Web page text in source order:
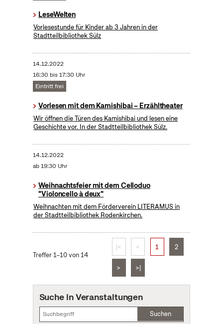
LeseWelten
Vorlesestunde für Kinder ab 3 Jahren in der
Stadtteilbibliothek Sülz
14.12.2022
16:30 bis 17:30 Uhr
Eintritt frei
Vorlesen mit dem Kamishibai – Erzähltheater
Wir öffnen die Türen des Kamishibai und lesen eine
Geschichte vor. In der Stadtteilbibliothek Sülz.
14.12.2022
ab 19:30 Uhr
Weihnachtsfeier mit dem Celloduo
"Violoncello à deux"
Weihnachten mit dem Förderverein LITERAMUS in
der Stadtteilbibliothek Rodenkirchen.
Treffer 1–10 von 14
|< < 1 2
> >|
Suche in Veranstaltungen
Suchen